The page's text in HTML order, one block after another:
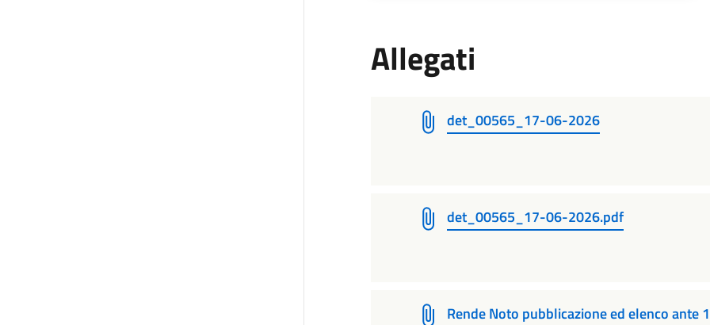
Allegati
det_00565_17-06-2026
det_00565_17-06-2026.pdf
Rende Noto pubblicazione ed elenco ante